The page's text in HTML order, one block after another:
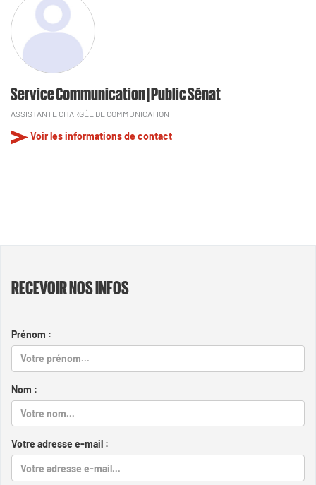
Service Communication | Public Sénat
ASSISTANTE CHARGÉE DE COMMUNICATION
Voir les informations de contact
RECEVOIR NOS INFOS
Prénom :
Nom :
Votre adresse e-mail :